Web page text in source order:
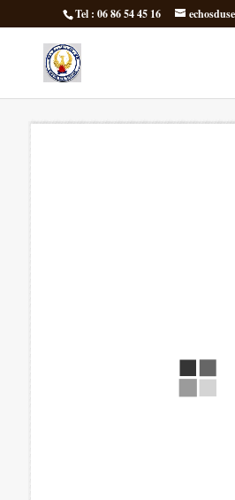
Tel : 06 86 54 45 16